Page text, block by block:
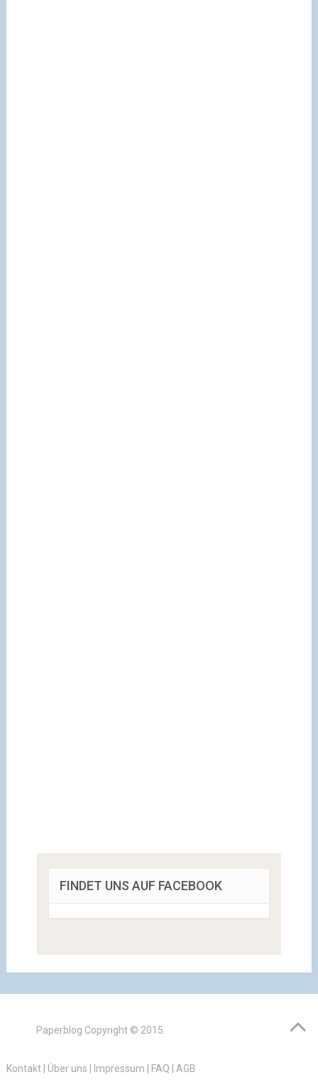
FINDET UNS AUF FACEBOOK
Paperblog Copyright © 2015.
Kontakt| Über uns Impressum FAQ AGB